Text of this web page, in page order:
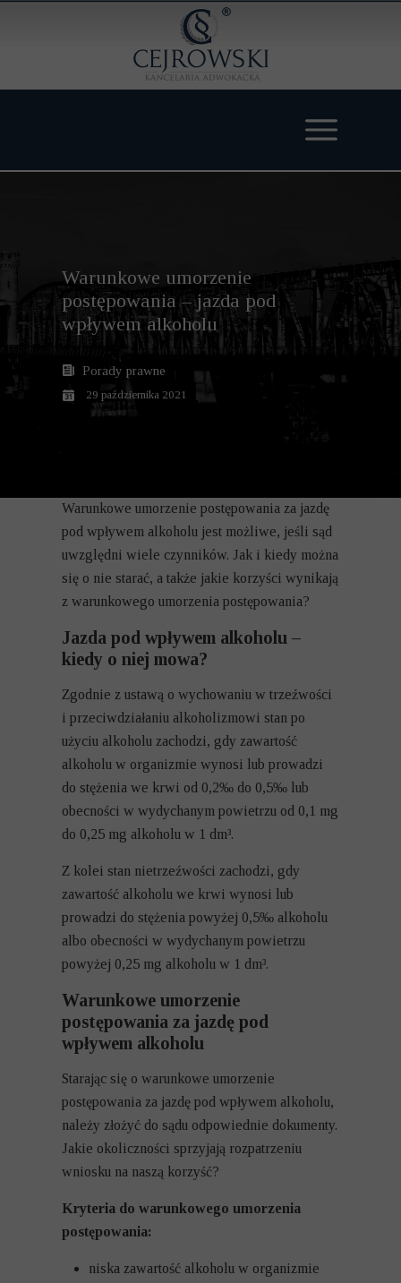
29 października 2021
Porady prawne
Warunkowe umorzenie
postępowania – jazda pod
wpływem alkoholu
Warunkowe umorzenie postępowania za jazdę
pod wpływem alkoholu jest możliwe, jeśli sąd
uwzględni wiele czynników. Jak i kiedy można
się o nie starać, a także jakie korzyści wynikają
z warunkowego umorzenia postępowania?
Jazda pod wpływem alkoholu –
kiedy o niej mowa?
Zgodnie z ustawą o wychowaniu w trzeźwości
i przeciwdziałaniu alkoholizmowi stan po
użyciu alkoholu zachodzi, gdy zawartość
alkoholu w organizmie wynosi lub prowadzi
do stężenia we krwi od 0,2‰ do 0,5‰ lub
obecności w wydychanym powietrzu od 0,1 mg
do 0,25 mg alkoholu w 1 dm³.
Z kolei stan nietrzeźwości zachodzi, gdy
zawartość alkoholu we krwi wynosi lub
prowadzi do stężenia powyżej 0,5‰ alkoholu
albo obecności w wydychanym powietrzu
powyżej 0,25 mg alkoholu w 1 dm³.
Warunkowe umorzenie
postępowania za jazdę pod
wpływem alkoholu
Starając się o warunkowe umorzenie
postępowania za jazdę pod wpływem alkoholu,
należy złożyć do sądu odpowiednie dokumenty.
Jakie okoliczności sprzyjają rozpatrzeniu
wniosku na naszą korzyść?
Kryteria do warunkowego umorzenia
postępowania:
niska zawartość alkoholu w organizmie